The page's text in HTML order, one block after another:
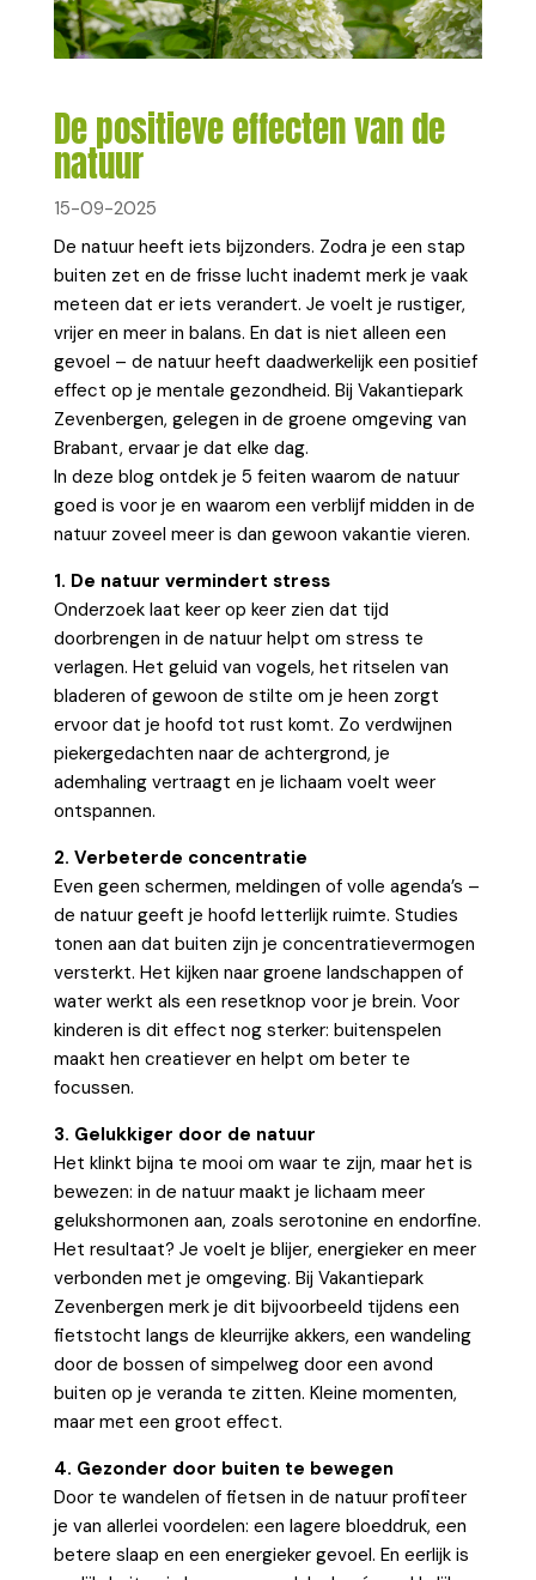
De positieve effecten van de
natuur
15-09-2025
De natuur heeft iets bijzonders. Zodra je een stap
buiten zet en de frisse lucht inademt merk je vaak
meteen dat er iets verandert. Je voelt je rustiger,
vrijer en meer in balans. En dat is niet alleen een
gevoel – de natuur heeft daadwerkelijk een positief
effect op je mentale gezondheid. Bij Vakantiepark
Zevenbergen, gelegen in de groene omgeving van
Brabant, ervaar je dat elke dag.
In deze blog ontdek je 5 feiten waarom de natuur
goed is voor je en waarom een verblijf midden in de
natuur zoveel meer is dan gewoon vakantie vieren.
1. De natuur vermindert stress
Onderzoek laat keer op keer zien dat tijd
doorbrengen in de natuur helpt om stress te
verlagen. Het geluid van vogels, het ritselen van
bladeren of gewoon de stilte om je heen zorgt
ervoor dat je hoofd tot rust komt. Zo verdwijnen
piekergedachten naar de achtergrond, je
ademhaling vertraagt en je lichaam voelt weer
ontspannen.
2. Verbeterde concentratie
Even geen schermen, meldingen of volle agenda’s –
de natuur geeft je hoofd letterlijk ruimte. Studies
tonen aan dat buiten zijn je concentratievermogen
versterkt. Het kijken naar groene landschappen of
water werkt als een resetknop voor je brein. Voor
kinderen is dit effect nog sterker: buitenspelen
maakt hen creatiever en helpt om beter te
focussen.
3. Gelukkiger door de natuur
Het klinkt bijna te mooi om waar te zijn, maar het is
bewezen: in de natuur maakt je lichaam meer
gelukshormonen aan, zoals serotonine en endorfine.
Het resultaat? Je voelt je blijer, energieker en meer
verbonden met je omgeving. Bij Vakantiepark
Zevenbergen merk je dit bijvoorbeeld tijdens een
fietstocht langs de kleurrijke akkers, een wandeling
door de bossen of simpelweg door een avond
buiten op je veranda te zitten. Kleine momenten,
maar met een groot effect.
4. Gezonder door buiten te bewegen
Door te wandelen of fietsen in de natuur profiteer
je van allerlei voordelen: een lagere bloeddruk, een
betere slaap en een energieker gevoel. En eerlijk is